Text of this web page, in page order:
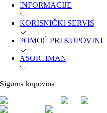
INFORMACIJE
KORISNIČKI SERVIS
POMOĆ PRI KUPOVINI
ASORTIMAN
Sigurna kupovina